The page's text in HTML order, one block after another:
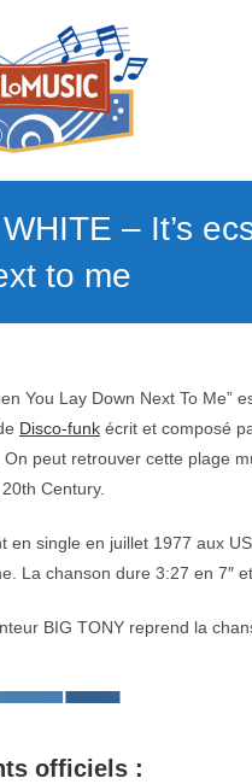
– It’s
to me
You Lay Down Next To
Disco-funk écrit et composé
On peut retrouver cette plage
Century.
en single en juillet 1977 aux
La chanson dure 3:27 en 7″
BIG TONY reprend la
officiels :